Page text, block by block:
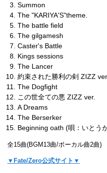
Summon
The "KARIYA'S"theme.
The battle field
The gilgamesh
Caster's Battle
Kings sessions
The Lancer
約束された勝利の剣 ZIZZ ver.
The Dogfight
この世全ての悪 ZIZZ ver.
A Dreams
The Berserker
Beginning oath (唄：いとう
全15曲(BGM13曲/ボーカル曲2曲)
▼Fate/Zero公式サイト▼